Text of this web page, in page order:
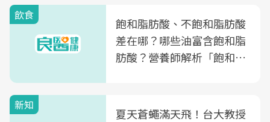
飲食
飽和脂肪酸、不飽和脂肪酸
差在哪？哪些油富含飽和脂
肪酸？營養師解析「飽和脂
新知
夏天蒼蠅滿天飛！台大教授